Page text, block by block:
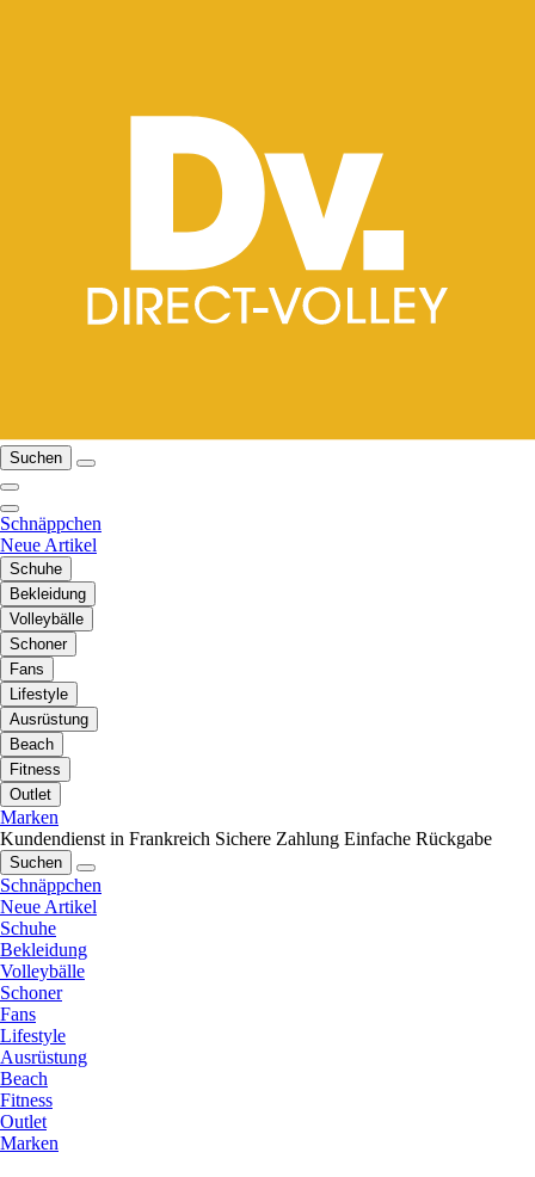
Suchen
Schnäppchen
Neue Artikel
Schuhe
Bekleidung
Volleybälle
Schoner
Fans
Lifestyle
Ausrüstung
Beach
Fitness
Outlet
Marken
Kundendienst in Frankreich Sichere Zahlung Einfache Rückgabe
Suchen
Schnäppchen
Neue Artikel
Schuhe
Bekleidung
Volleybälle
Schoner
Fans
Lifestyle
Ausrüstung
Beach
Fitness
Outlet
Marken